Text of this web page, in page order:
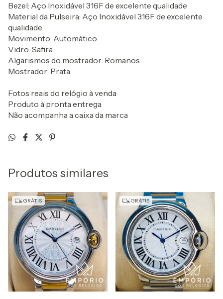
Bezel: Aço Inoxidável 316F de excelente qualidade
Material da Pulseira: Aço Inoxidável 316F de excelente
qualidade
Movimento: Automático
Vidro: Safira
Algarismos do mostrador: Romanos
Mostrador: Prata
Fotos reais do relógio à venda
Produto à pronta entrega
Não acompanha a caixa da marca
Produtos similares
GRÁTIS GRÁTIS